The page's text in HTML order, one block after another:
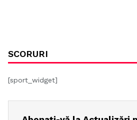
SCORURI
[sport_widget]